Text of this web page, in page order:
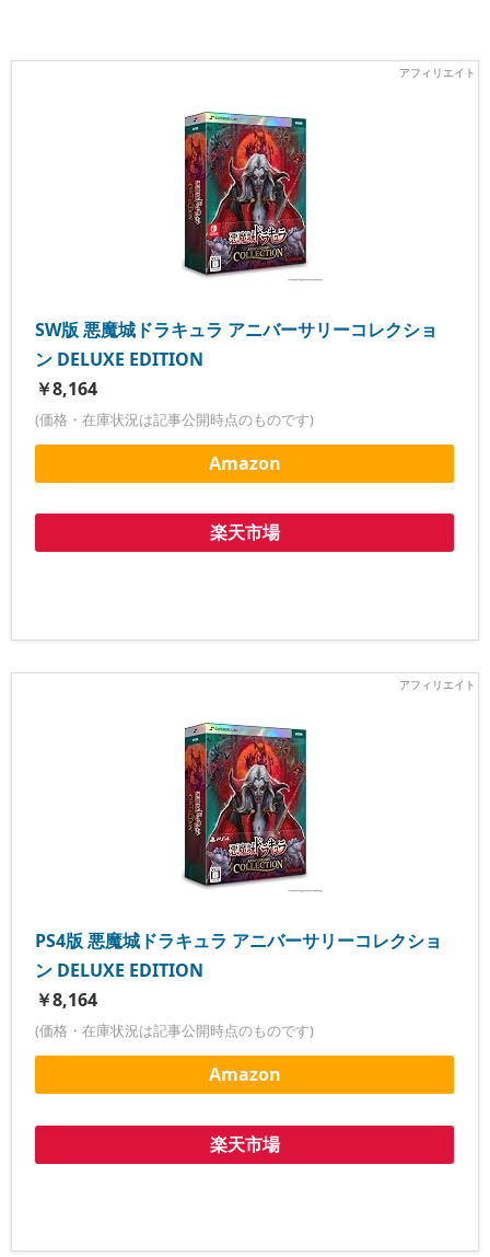
SW版 悪魔城ドラキュラ アニバーサリーコレクショ
ン DELUXE EDITION
￥8,164
(価格・在庫状況は記事公開時点のものです)
Amazon
楽天市場
PS4版 悪魔城ドラキュラ アニバーサリーコレクショ
ン DELUXE EDITION
￥8,164
(価格・在庫状況は記事公開時点のものです)
Amazon
楽天市場